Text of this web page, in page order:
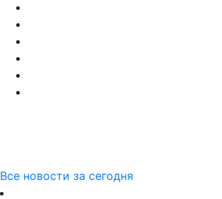
Все новости за сегодня